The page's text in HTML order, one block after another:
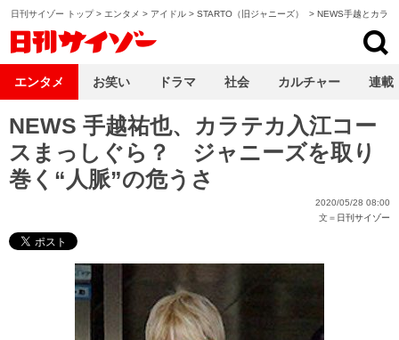
日刊サイゾー トップ> エンタメ > アイドル > STARTO（旧ジャニーズ） > NEWS手越とカラ
NEWS 手越祐也、カラテカ入江コー
スまっしぐら？ ジャニーズを取り
巻く“人脈”の危うさ
2020/05/28 08:00
文＝ 日刊サイゾー
エンタメ お笑い ドラマ 社会 カルチャー 連載